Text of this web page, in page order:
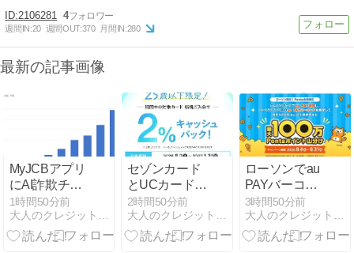
2106281 4
週間IN:20 週間OUT:370 月間IN:280
最新の記事画像
MyJCBアプリ
にAI詐欺チェ
ック搭載、怪
しいメールや
SMSを無料で
1時間50分前
セゾンカード
とUCカード、
25歳以下の新
規入会で2%キ
ャッシュバッ
2時間50分前
ローソンでau
PAYバーコー
ド決済、最大
100万Pontaポ
イントを山分
3時間50分前